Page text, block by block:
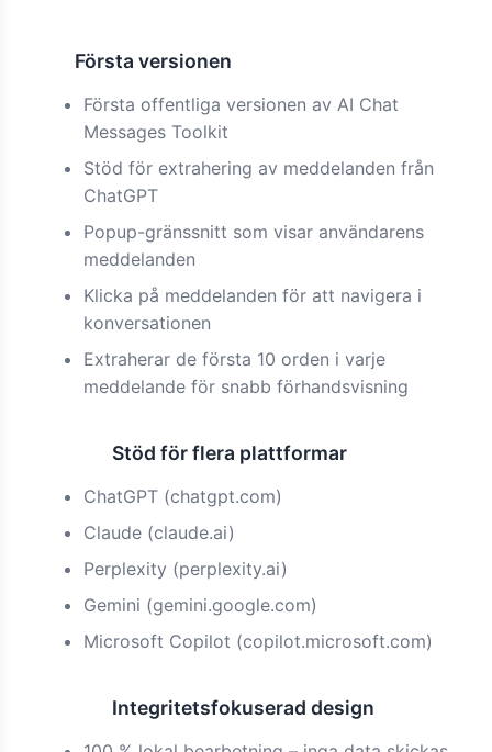
Första versionen
Första offentliga versionen av AI Chat
Messages Toolkit
Stöd för extrahering av meddelanden från
ChatGPT
Popup-gränssnitt som visar användarens
meddelanden
Klicka på meddelanden för att navigera i
konversationen
Extraherar de första 10 orden i varje
meddelande för snabb förhandsvisning
Stöd för flera plattformar
ChatGPT (chatgpt.com)
Claude (claude.ai)
Perplexity (perplexity.ai)
Gemini (gemini.google.com)
Microsoft Copilot (copilot.microsoft.com)
Integritetsfokuserad design